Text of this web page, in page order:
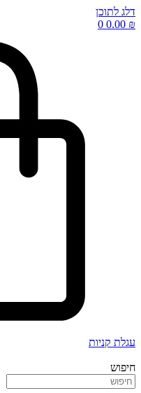
דלג לתוכן
0.00 ₪
0
עגלת קניות
חיפוש